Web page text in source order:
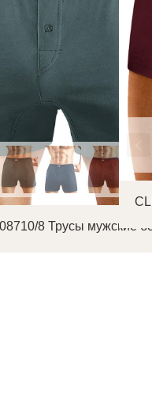
8 Трусы мужские